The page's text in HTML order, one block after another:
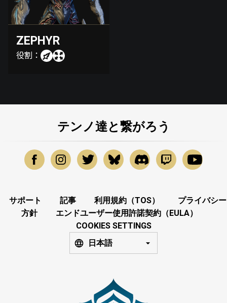
ZEPHYR
役割：
テンノ達と繋がろう
サポート 記事 利用規約（TOS）
プライバシー
方針
エンドユーザー使用許諾契約（EULA）
COOKIES SETTINGS
日本語